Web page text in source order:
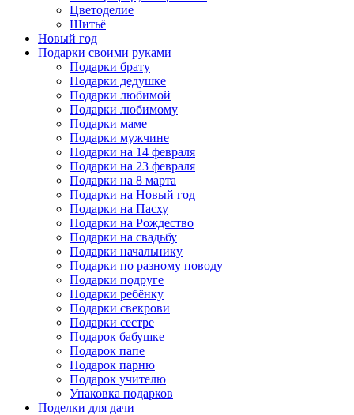
Цветоделие
Шитьё
Новый год
Подарки своими руками
Подарки брату
Подарки дедушке
Подарки любимой
Подарки любимому
Подарки маме
Подарки мужчине
Подарки на 14 февраля
Подарки на 23 февраля
Подарки на 8 марта
Подарки на Новый год
Подарки на Пасху
Подарки на Рождество
Подарки на свадьбу
Подарки начальнику
Подарки по разному поводу
Подарки подруге
Подарки ребёнку
Подарки свекрови
Подарки сестре
Подарок бабушке
Подарок папе
Подарок парню
Подарок учителю
Упаковка подарков
Поделки для дачи